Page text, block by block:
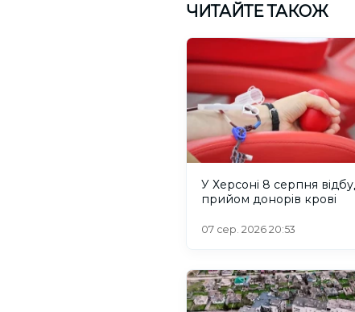
ЧИТАЙТЕ ТАКОЖ
У Херсоні 8 серпня
прийом донорів крові
07 сер. 2026 20:53